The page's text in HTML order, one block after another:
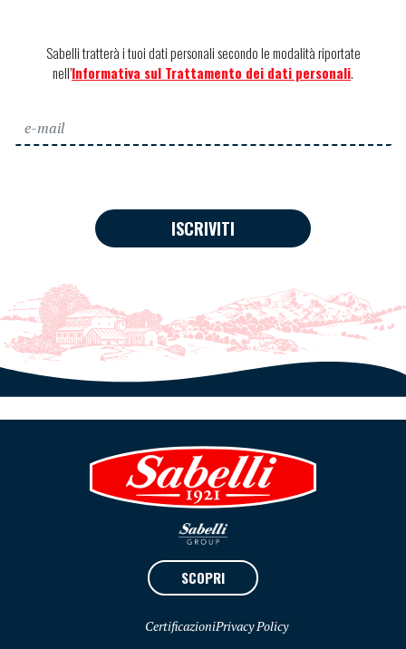
Sabelli tratterà i tuoi dati personali secondo le modalità riportate
nell’Informativa sul Trattamento dei dati personali.
ISCRIVITI
SCOPRI
CertificazioniPrivacy Policy